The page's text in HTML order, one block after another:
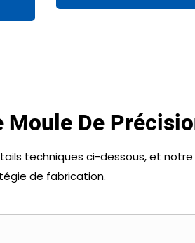
De
techniques ci-dessous, et
de fabrication.